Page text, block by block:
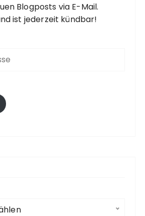
Blogposts via E-Mail.
ist jederzeit kündbar!